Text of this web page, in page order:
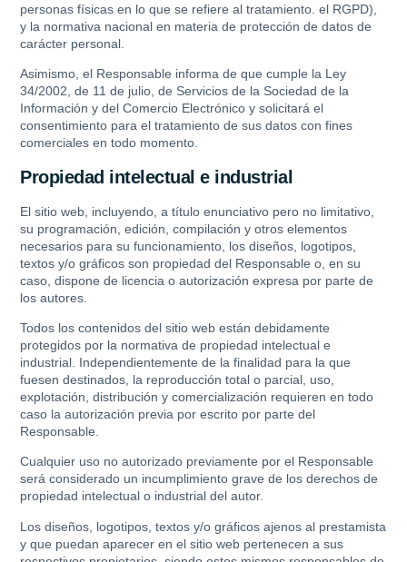
personas físicas en lo que se refiere al tratamiento. el RGPD),
y la normativa nacional en materia de protección de datos de
carácter personal.
Asimismo, el Responsable informa de que cumple la Ley
34/2002, de 11 de julio, de Servicios de la Sociedad de la
Información y del Comercio Electrónico y solicitará el
consentimiento para el tratamiento de sus datos con fines
comerciales en todo momento.
Propiedad intelectual e industrial
El sitio web, incluyendo, a título enunciativo pero no limitativo,
su programación, edición, compilación y otros elementos
necesarios para su funcionamiento, los diseños, logotipos,
textos y/o gráficos son propiedad del Responsable o, en su
caso, dispone de licencia o autorización expresa por parte de
los autores.
Todos los contenidos del sitio web están debidamente
protegidos por la normativa de propiedad intelectual e
industrial. Independientemente de la finalidad para la que
fuesen destinados, la reproducción total o parcial, uso,
explotación, distribución y comercialización requieren en todo
caso la autorización previa por escrito por parte del
Responsable.
Cualquier uso no autorizado previamente por el Responsable
será considerado un incumplimiento grave de los derechos de
propiedad intelectual o industrial del autor.
Los diseños, logotipos, textos y/o gráficos ajenos al prestamista
y que puedan aparecer en el sitio web pertenecen a sus